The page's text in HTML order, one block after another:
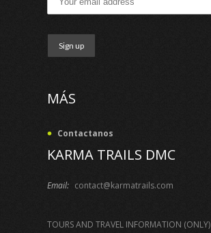
MÁS
Contactanos
KARMA TRAILS DMC
Email: contact@karmatrails.com
TOURS AND TRAVEL INFORMATION (ONLY)